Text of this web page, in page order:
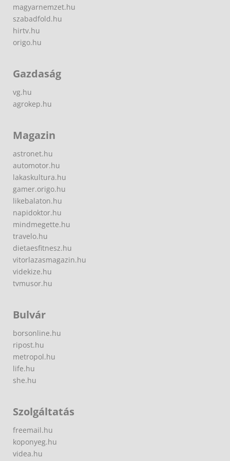
magyarnemzet.hu
szabadfold.hu
hirtv.hu
origo.hu
Gazdaság
vg.hu
agrokep.hu
Magazin
astronet.hu
automotor.hu
lakaskultura.hu
gamer.origo.hu
likebalaton.hu
napidoktor.hu
mindmegette.hu
travelo.hu
dietaesfitnesz.hu
vitorlazasmagazin.hu
videkize.hu
tvmusor.hu
Bulvár
borsonline.hu
ripost.hu
metropol.hu
life.hu
she.hu
Szolgáltatás
freemail.hu
koponyeg.hu
videa.hu